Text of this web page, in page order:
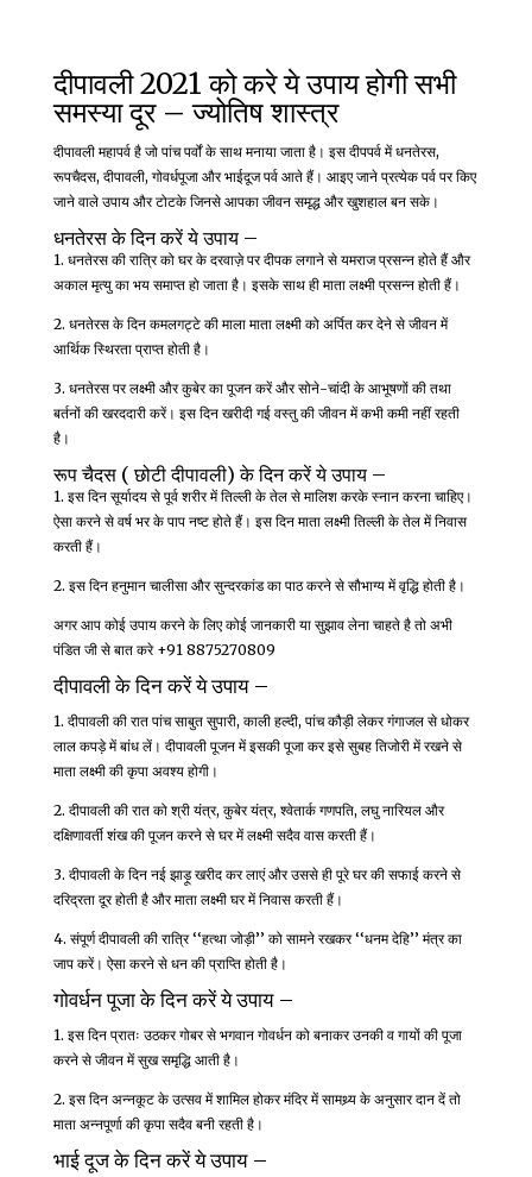
दीपावली 2021 को करे ये उपाय होगी सभी
समस्या दूर – ज्योतिष शास्त्र
दीपावली महापर्व है जो पांच पर्वों के साथ मनाया जाता है। इस दीपपर्व में धनतेरस,
रूपचैदस, दीपावली, गोवर्धपूजा और भाईदूज पर्व आते हैं। आइए जाने प्रत्येक पर्व पर किए
जाने वाले उपाय और टोटके जिनसे आपका जीवन समृद्ध और खुशहाल बन सके।
धनतेरस के दिन करें ये उपाय –
1. धनतेरस की रात्रि को घर के दरवाज़े पर दीपक लगाने से यमराज प्रसन्न होते हैं और
अकाल मृत्यु का भय समाप्त हो जाता है। इसके साथ ही माता लक्ष्मी प्रसन्न होती हैं।
2. धनतेरस के दिन कमलगट्टे की माला माता लक्ष्मी को अर्पित कर देने से जीवन में
आर्थिक स्थिरता प्राप्त होती है।
3. धनतेरस पर लक्ष्मी और कुबेर का पूजन करें और सोने-चांदी के आभूषणों की तथा
बर्तनों की खरददारी करें। इस दिन खरीदी गई वस्तु की जीवन में कभी कमी नहीं रहती
है।
रूप चैदस ( छोटी दीपावली) के दिन करें ये उपाय –
1. इस दिन सूर्यादय से पूर्व शरीर में तिल्ली के तेल से मालिश करके स्नान करना चाहिए।
ऐसा करने से वर्ष भर के पाप नष्ट होते हैं। इस दिन माता लक्ष्मी तिल्ली के तेल में निवास
करती हैं।
2. इस दिन हनुमान चालीसा और सुन्दरकांड का पाठ करने से सौभाग्य में वृद्धि होती है।
अगर आप कोई उपाय करने के लिए कोई जानकारी या सुझाव लेना चाहते है तो अभी
पंडित जी से बात करे +91 8875270809
दीपावली के दिन करें ये उपाय –
1. दीपावली की रात पांच साबुत सुपारी, काली हल्दी, पांच कौड़ी लेकर गंगाजल से धोकर
लाल कपड़े में बांध लें। दीपावली पूजन में इसकी पूजा कर इसे सुबह तिजोरी में रखने से
माता लक्ष्मी की कृपा अवश्य होगी।
2. दीपावली की रात को श्री यंत्र, कुबेर यंत्र, श्वेतार्क गणपति, लघु नारियल और
दक्षिणावर्ती शंख की पूजन करने से घर में लक्ष्मी सदैव वास करती हैं।
3. दीपावली के दिन नई झाड़ू खरीद कर लाएं और उससे ही पूरे घर की सफाई करने से
दरिद्रता दूर होती है और माता लक्ष्मी घर में निवास करती हैं।
4. संपूर्ण दीपावली की रात्रि ‘‘हत्था जोड़ी’’ को सामने रखकर ‘‘धनम देहि’’ मंत्र का
जाप करें। ऐसा करने से धन की प्राप्ति होती है।
गोवर्धन पूजा के दिन करें ये उपाय –
1. इस दिन प्रातः उठकर गोबर से भगवान गोवर्धन को बनाकर उनकी व गायों की पूजा
करने से जीवन में सुख समृद्धि आती है।
2. इस दिन अन्नकूट के उत्सव में शामिल होकर मंदिर में सामथ्र्य के अनुसार दान दें तो
माता अन्नपूर्णा की कृपा सदैव बनी रहती है।
भाई दूज के दिन करें ये उपाय –